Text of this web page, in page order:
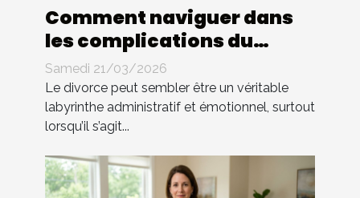
Comment naviguer dans
les complications du
divorce sans avocat ?
Samedi 21/03/2026
Le divorce peut sembler être un véritable
labyrinthe administratif et émotionnel, surtout
lorsqu’il s’agit...